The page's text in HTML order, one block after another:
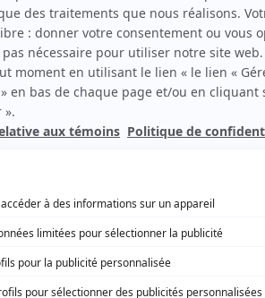
Rocketman | Une
Cinéma Portrait
La critique cinéma
Clara Bich | 31 mai 2019 | Contenu